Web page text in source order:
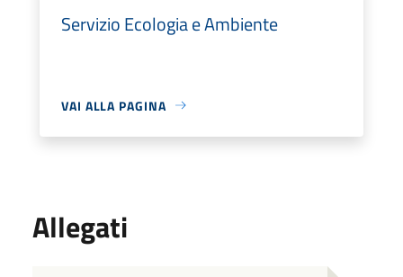
Servizio Ecologia e Ambiente
VAI ALLA PAGINA
Allegati